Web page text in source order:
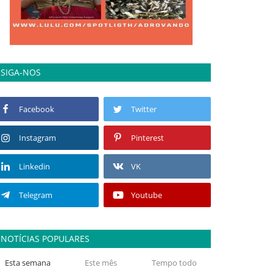
SIGA-NOS
Facebook Twitter
Instagram Pinterest
Linkedin VK
Telegram Youtube
NOTÍCIAS POPULARES
Esta semana Este mês Tempo todo